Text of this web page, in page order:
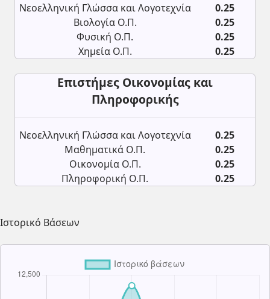
Νεοελληνική Γλώσσα και Λογοτεχνία
0.25
Βιολογία Ο.Π.
0.25
Φυσική Ο.Π.
0.25
Χημεία Ο.Π.
0.25
Επιστήμες Οικονομίας και
Πληροφορικής
Νεοελληνική Γλώσσα και Λογοτεχνία
0.25
Μαθηματικά Ο.Π.
0.25
Οικονομία Ο.Π.
0.25
Πληροφορική Ο.Π.
0.25
Ιστορικό Βάσεων